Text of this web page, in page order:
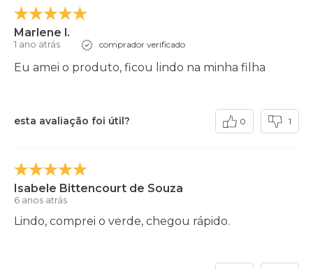
Marlene l.
1 ano atrás comprador verificado
Eu amei o produto, ficou lindo na minha filha
esta avaliação foi útil? 0 1
Isabele Bittencourt de Souza
6 anos atrás
Lindo, comprei o verde, chegou rápido.